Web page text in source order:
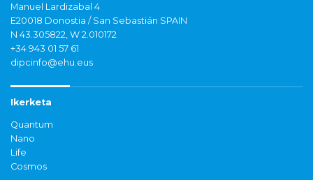
Manuel Lardizabal 4
E20018 Donostia / San Sebastián SPAIN
N 43.305822, W 2.010172
+34 943 01 57 61
dipcinfo@ehu.eus
Ikerketa
Quantum
Nano
Life
Cosmos